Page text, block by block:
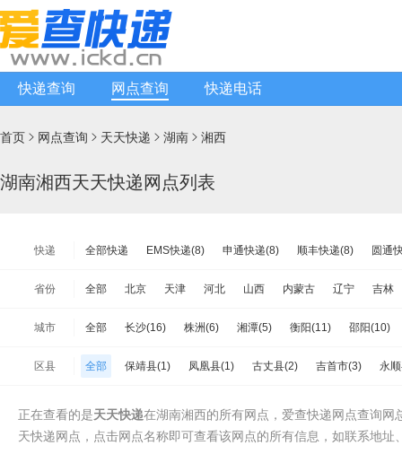
快递查询 网点查询 快递电话
首页  网点查询  天天快递  湖南  湘西
湖南湘西天天快递网点列表
快递 全部快递 EMS快递(8) 申通快递(8) 顺丰快递(8) 圆通
安能物流(12) 苏宁快递(8) 全一快递(1) 华宇物流(5)
佳吉快运(2) 亚风快递(7) 佳怡物流(1) 新邦物流(0) 中
省份 全部 北京 天津 河北 山西 内蒙古 辽宁 吉林
台湾省 香港 澳门
城市 全部 长沙(16) 株洲(6) 湘潭(5) 衡阳(11) 邵阳(10)
张家界(4)
区县
全部 保靖县(1) 凤凰县(1) 古丈县(2) 吉首市(3) 永
正在查看的是天天快递在湖南湘西的所有网点，爱查快递网点查询网
天快递网点，点击网点名称即可查看该网点的所有信息，如联系地址